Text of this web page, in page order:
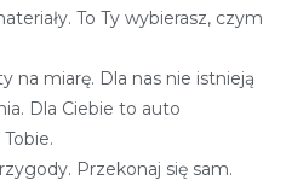
To Ty wybierasz, czym
na miarę. Dla nas nie istnieją
Dla Ciebie to auto
Przekonaj się sam.